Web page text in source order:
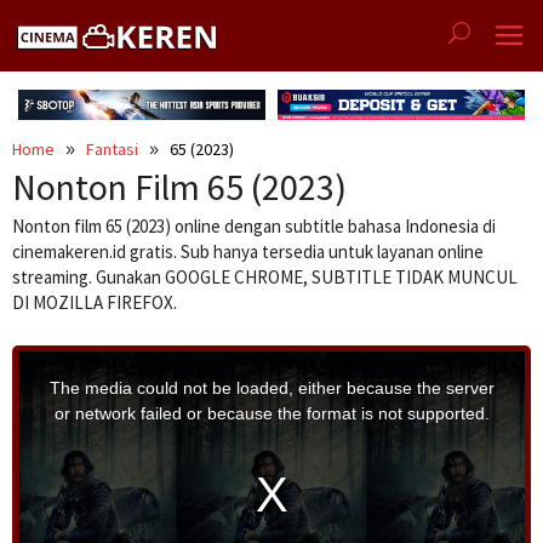
Home Fantasi 65 (2023)
Nonton Film 65 (2023)
Nonton film 65 (2023) online dengan subtitle bahasa Indonesia di
cinemakeren.id gratis. Sub hanya tersedia untuk layanan online
streaming. Gunakan GOOGLE CHROME, SUBTITLE TIDAK MUNCUL
DI MOZILLA FIREFOX.
i
The media could not be loaded, either because the server
or network failed or because the format is not supported.